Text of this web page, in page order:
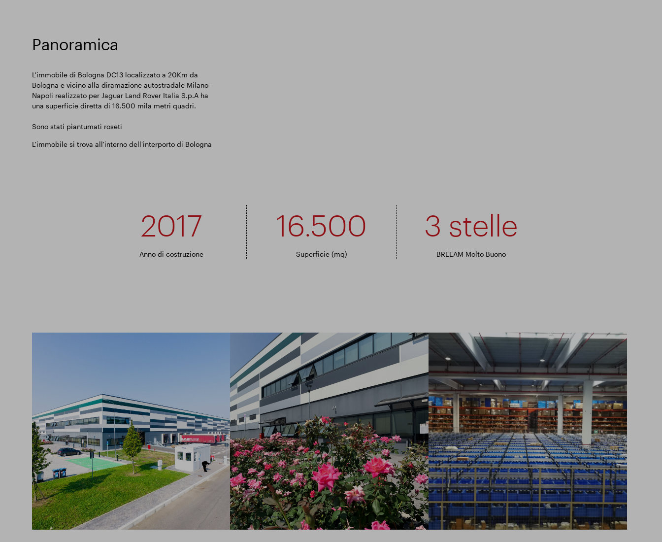
Panoramica
L'immobile di Bologna DC13 localizzato a 20Km da
Bologna e vicino alla diramazione autostradale Milano-
Napoli realizzato per Jaguar Land Rover Italia S.p.A ha
una superficie diretta di 16.500 mila metri quadri.
Sono stati piantumati roseti
L'immobile si trova all'interno dell'interporto di Bologna
2017
Anno di costruzione
16.500
Superficie (mq)
3 stelle
BREEAM Molto Buono